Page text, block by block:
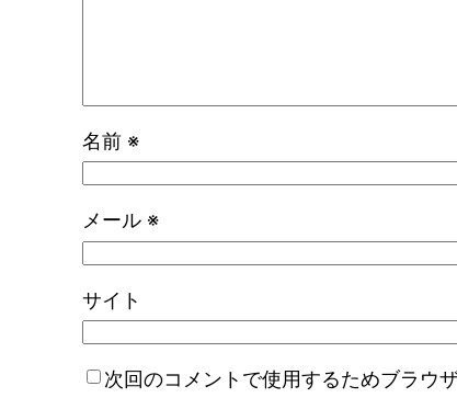
名前 ※
メール ※
サイト
次回のコメントで使用するためブラウ